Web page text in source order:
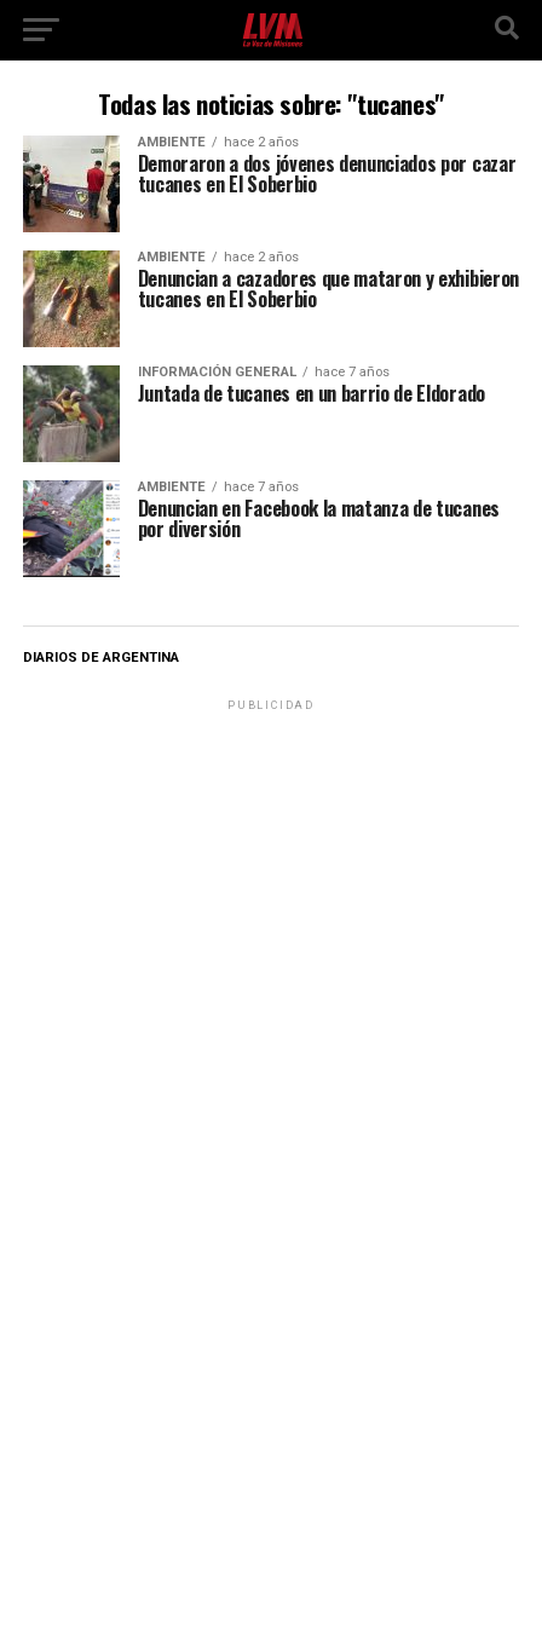
Todas las noticias sobre: "tucanes"
AMBIENTE hace 2 años
Demoraron a dos jóvenes denunciados por cazar
tucanes en El Soberbio
AMBIENTE hace 2 años
Denuncian a cazadores que mataron y exhibieron
tucanes en El Soberbio
INFORMACIÓN GENERAL hace 7 años
Juntada de tucanes en un barrio de Eldorado
AMBIENTE hace 7 años
Denuncian en Facebook la matanza de tucanes
por diversión
DIARIOS DE ARGENTINA
PUBLICIDAD